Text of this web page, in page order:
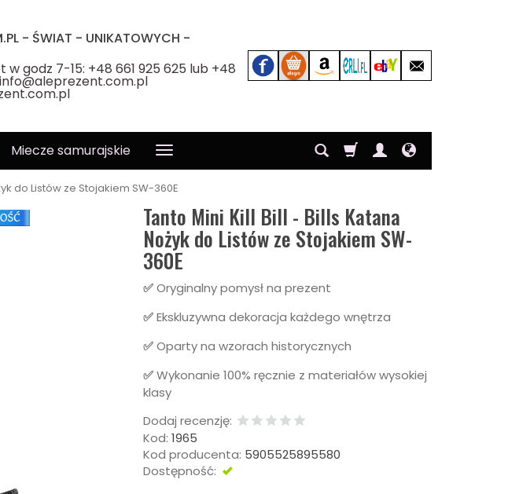
- ŚWIAT - UNIKATOWYCH -
w godz 7-15: +48 661 925 625 lub +48
info@aleprezent.com.pl
Miecze samurajskie
do Listów ze Stojakiem SW-360E
Tanto Mini Kill Bill - Bills Katana
Nożyk do Listów ze Stojakiem SW-
360E
✅Oryginalny pomysł na prezent
✅Ekskluzywna dekoracja każdego wnętrza
✅Oparty na wzorach historycznych
✅Wykonanie 100% ręcznie z materiałów wysokiej
klasy
Dodaj recenzję:
Kod: 1965
Kod producenta: 5905525895580
Dostępność: